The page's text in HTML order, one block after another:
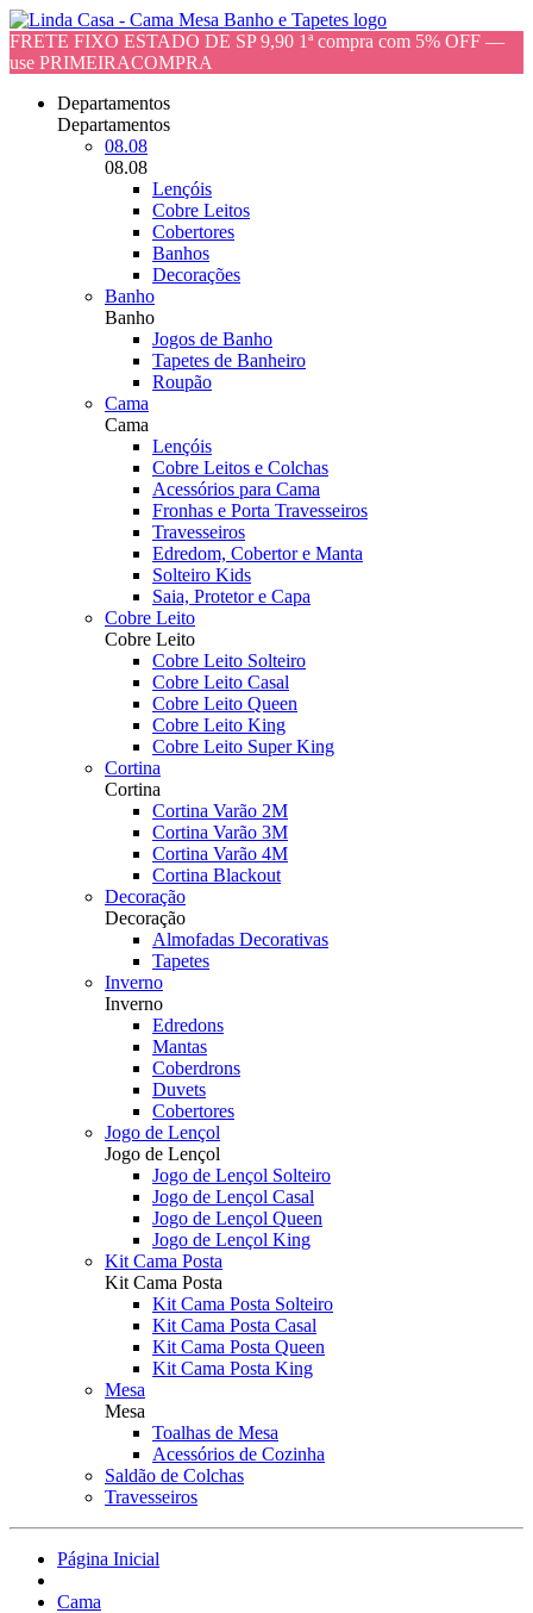
FRETE FIXO ESTADO DE SP 9,90 1ª compra com 5% OFF —
use PRIMEIRACOMPRA
Departamentos
Departamentos
08.08
08.08
Lençóis
Cobre Leitos
Cobertores
Banhos
Decorações
Banho
Banho
Jogos de Banho
Tapetes de Banheiro
Roupão
Cama
Cama
Lençóis
Cobre Leitos e Colchas
Acessórios para Cama
Fronhas e Porta Travesseiros
Travesseiros
Edredom, Cobertor e Manta
Solteiro Kids
Saia, Protetor e Capa
Cobre Leito
Cobre Leito
Cobre Leito Solteiro
Cobre Leito Casal
Cobre Leito Queen
Cobre Leito King
Cobre Leito Super King
Cortina
Cortina
Cortina Varão 2M
Cortina Varão 3M
Cortina Varão 4M
Cortina Blackout
Decoração
Decoração
Almofadas Decorativas
Tapetes
Inverno
Inverno
Edredons
Mantas
Coberdrons
Duvets
Cobertores
Jogo de Lençol
Jogo de Lençol
Jogo de Lençol Solteiro
Jogo de Lençol Casal
Jogo de Lençol Queen
Jogo de Lençol King
Kit Cama Posta
Kit Cama Posta
Kit Cama Posta Solteiro
Kit Cama Posta Casal
Kit Cama Posta Queen
Kit Cama Posta King
Mesa
Mesa
Toalhas de Mesa
Acessórios de Cozinha
Saldão de Colchas
Travesseiros
Página Inicial
Cama